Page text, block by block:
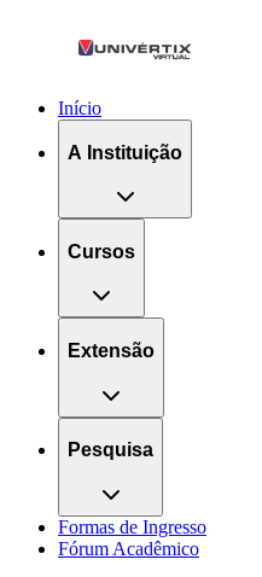
Início
A Instituição
Cursos
Extensão
Pesquisa
Formas de Ingresso
Fórum Acadêmico